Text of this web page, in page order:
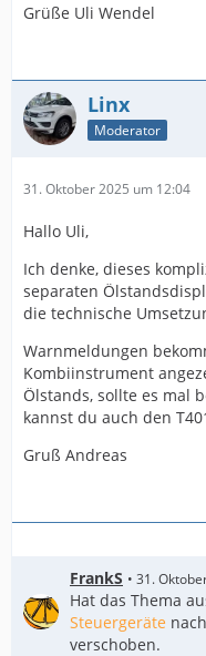
Grüße Uli Wendel
Linx
Moderator
31. Oktober 2025 um 12:04
Hallo Uli,
Ich denke, dieses
separaten
die technische
Warnmeldungen
Kombiinstrument
Ölstands, sollte es mal
kannst du auch den
Gruß Andreas
FrankS 31.
Hat das Thema
Steuergeräte nach
verschoben.